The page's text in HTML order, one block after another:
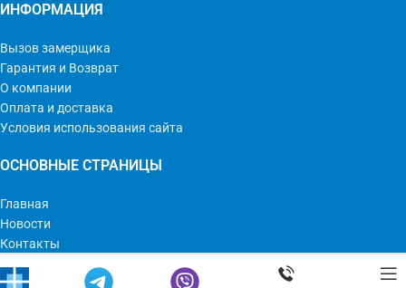
ИНФОРМАЦИЯ
Вызов замерщика
Гарантия и Возврат
О компании
Оплата и доставка
Условия использования сайта
ОСНОВНЫЕ СТРАНИЦЫ
Главная
Новости
Контакты
Мир Оконных Технологий © 2023 | Все права защищены